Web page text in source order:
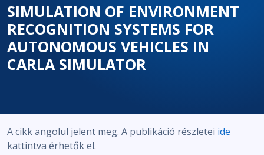
SIMULATION OF ENVIRONMENT
RECOGNITION SYSTEMS FOR
AUTONOMOUS VEHICLES IN
CARLA SIMULATOR
A cikk angolul jelent meg. A publikáció részletei ide
kattintva érhetők el.